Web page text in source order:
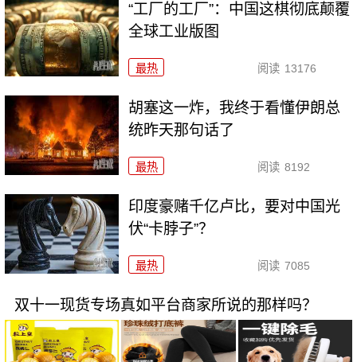
“工厂的工厂”：中国这棋彻底颠覆
全球工业版图
最热 阅读 13176
胡塞这一炸，我终于看懂伊朗总
统昨天那句话了
最热 阅读 8192
印度豪赌千亿卢比，要对中国光
伏“卡脖子”？
最热 阅读 7085
双十一现货专场真如平台商家所说的那样吗？